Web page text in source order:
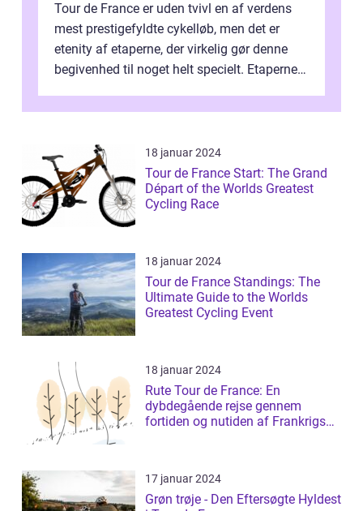
Tour de France er uden tvivl en af verdens
mest prestigefyldte cykelløb, men det er
etenity af etaperne, der virkelig gør denne
begivenhed til noget helt specielt. Etaperne i
18 januar 2024
Tour de France Start: The Grand
Départ of the Worlds Greatest
Cycling Race
18 januar 2024
Tour de France Standings: The
Ultimate Guide to the Worlds
Greatest Cycling Event
18 januar 2024
Rute Tour de France: En
dybdegående rejse gennem
fortiden og nutiden af Frankrigs
17 januar 2024
Grøn trøje - Den Eftersøgte Hyldest